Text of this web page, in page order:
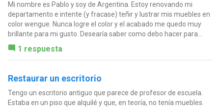
Mi nombre es Pablo y soy de Argentina. Estoy renovando mi
departamento e intente (y fracase) teñir y lustrar mis muebles en
color wengue. Nunca logre el color y el acabado me quedo muy
brillante para mi gusto. Desearía saber como debo hacer para...
1 respuesta
Restaurar un escritorio
Tengo un escritorio antiguo que parece de profesor de escuela.
Estaba en un piso que alquilé y que, en teoría, no tenía muebles.